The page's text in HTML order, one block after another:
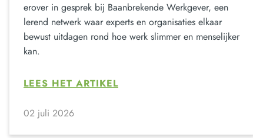
erover in gesprek bij Baanbrekende Werkgever, een
lerend netwerk waar experts en organisaties elkaar
bewust uitdagen rond hoe werk slimmer en menselijker
kan.
LEES HET ARTIKEL
02 juli 2026